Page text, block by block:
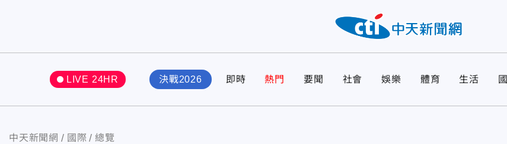
LIVE 24HR 決戰2026 即時 熱門 要聞 社會 娛樂 體育 生活
中天新聞網 國際 總覽